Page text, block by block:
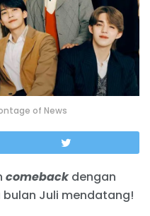
of News
comebackdengan
Juli mendatang!